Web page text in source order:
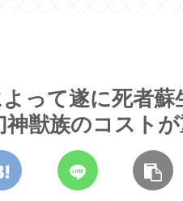
って遂に死者蘇
獣族のコストが